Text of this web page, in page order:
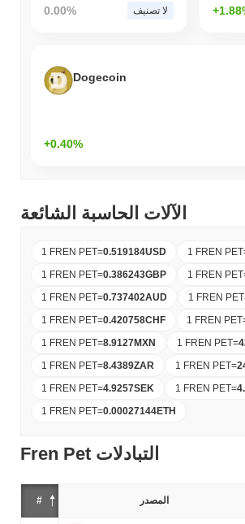
0.00% لا تصنيف
Dogecoin
+0.40%
الآلات الحاسبة الشائعة
1 FREN PET=0.519184USD 1 FREN PET
1 FREN PET=0.386243GBP 1 FREN PET
1 FREN PET=0.737402AUD 1 FREN PET
1 FREN PET=0.420758CHF 1 FREN PET
1 FREN PET=8.9127MXN 1 FREN PET=
1 FREN PET=8.4389ZAR 1 FREN PET=
1 FREN PET=4.9257SEK 1 FREN PET=
1 FREN PET=0.00027144ETH
Fren Pet التبادلات
# المصدر